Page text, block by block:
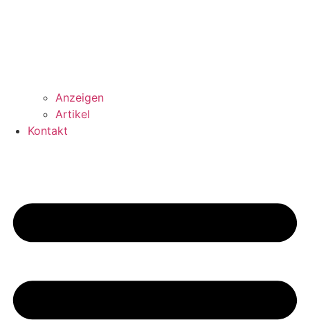
Anzeigen
Artikel
Kontakt